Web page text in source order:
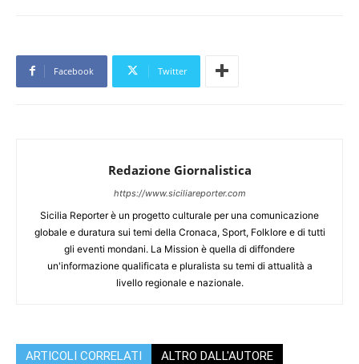
Facebook Twitter
Redazione Giornalistica
https://www.siciliareporter.com
Sicilia Reporter è un progetto culturale per una comunicazione
globale e duratura sui temi della Cronaca, Sport, Folklore e di tutti
gli eventi mondani. La Mission è quella di diffondere
un'informazione qualificata e pluralista su temi di attualità a
livello regionale e nazionale.
ARTICOLI CORRELATI ALTRO DALL'AUTORE